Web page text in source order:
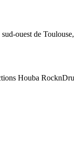
ouest de
Houba